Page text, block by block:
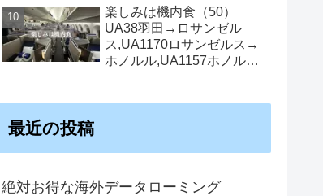
楽しみは機内食（50）
UA38羽田→ロサンゼル
ス,UA1170ロサンゼルス→
ホノルル,UA1157ホノルル
最近の投稿
絶対お得な海外データローミング